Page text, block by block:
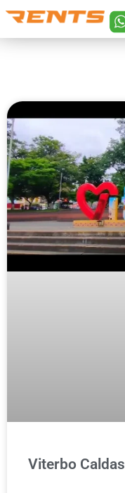
Viterbo Caldas